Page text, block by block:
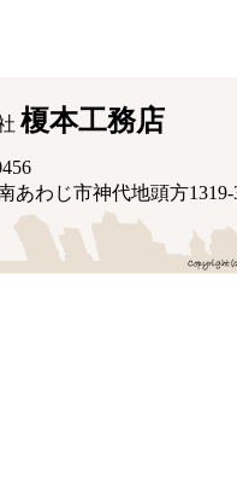
榎本工務店
あわじ市神代地頭方1319-